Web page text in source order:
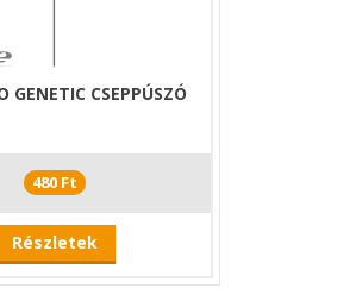
GENETIC CSEPPÚSZÓ
480 Ft
Részletek